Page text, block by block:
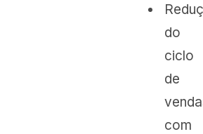
do
ciclo
de
com